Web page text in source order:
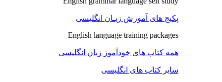
پکیج های آموزش زبـان انگلیسی
English language training packages
همه کتاب های خودآموز زبان انگلیسی
سایر کتاب های انگلیسی